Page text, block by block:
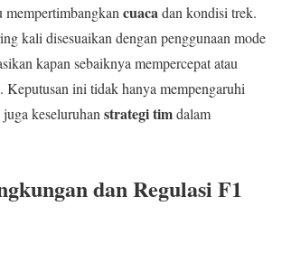
cuacadan kondisi trek.
kali disesuaikan dengan penggunaan mode
kapan sebaiknya mempercepat atau
Keputusan ini tidak hanya mempengaruhi
keseluruhanstrategi timdalam
dan Regulasi F1